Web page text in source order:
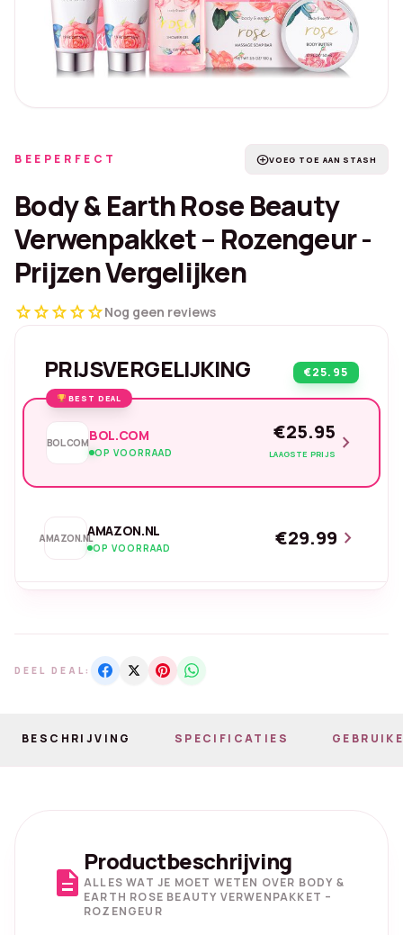
BEEPERFECT add_circleVOEG TOE AAN STASH
Body & Earth Rose Beauty
Verwenpakket – Rozengeur -
Prijzen Vergelijken
starstarstarstarstarNog geen reviews
PRIJSVERGELIJKING €25.95
BEST DEAL
BOL.COMBOL.COM
OP VOORRAAD
€25.95
LAAGSTE PRIJS chevron_right
AMAZON.NLAMAZON.NL
OP VOORRAAD €29.99 chevron_right
DEEL DEAL:
BESCHRIJVING SPECIFICATIES
description
Productbeschrijving
ALLES WAT JE MOET WETEN OVER BODY &
EARTH ROSE BEAUTY VERWENPAKKET –
ROZENGEUR